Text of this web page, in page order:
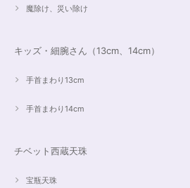
魔除け、災い除け
キッズ・細腕さん（13cm、14cm）
手首まわり13cm
手首まわり14cm
チベット西蔵天珠
宝瓶天珠